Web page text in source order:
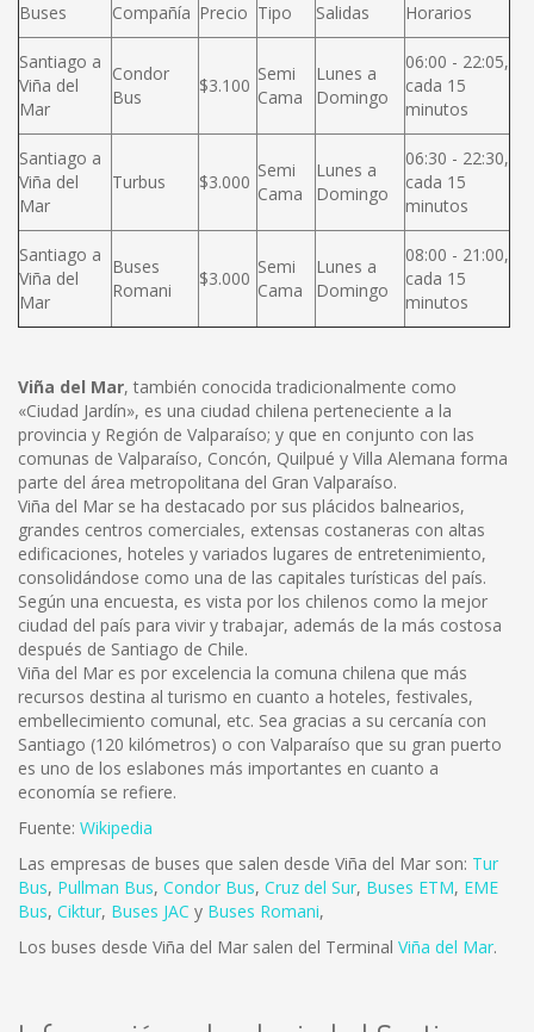
Buses Compañía Precio Tipo Salidas Horarios
Santiago a
Viña del
Mar
Condor
Bus
$3.100
Semi
Cama
Lunes a
Domingo
06:00 - 22:05,
cada 15
minutos
Santiago a
Viña del
Mar
Turbus $3.000
Semi
Cama
Lunes a
Domingo
06:30 - 22:30,
cada 15
minutos
Santiago a
Viña del
Mar
Buses
Romani
$3.000
Semi
Cama
Lunes a
Domingo
08:00 - 21:00,
cada 15
minutos
Viña del Mar, también conocida tradicionalmente como
«Ciudad Jardín», es una ciudad chilena perteneciente a la
provincia y Región de Valparaíso; y que en conjunto con las
comunas de Valparaíso, Concón, Quilpué y Villa Alemana forma
parte del área metropolitana del Gran Valparaíso.
Viña del Mar se ha destacado por sus plácidos balnearios,
grandes centros comerciales, extensas costaneras con altas
edificaciones, hoteles y variados lugares de entretenimiento,
consolidándose como una de las capitales turísticas del país.
Según una encuesta, es vista por los chilenos como la mejor
ciudad del país para vivir y trabajar, además de la más costosa
después de Santiago de Chile.
Viña del Mar es por excelencia la comuna chilena que más
recursos destina al turismo en cuanto a hoteles, festivales,
embellecimiento comunal, etc. Sea gracias a su cercanía con
Santiago (120 kilómetros) o con Valparaíso que su gran puerto
es uno de los eslabones más importantes en cuanto a
economía se refiere.
Fuente: Wikipedia
Las empresas de buses que salen desde Viña del Mar son: Tur
Bus, Pullman Bus, Condor Bus, Cruz del Sur, Buses ETM, EME
Bus, Ciktur, Buses JAC y Buses Romani,
Los buses desde Viña del Mar salen del Terminal Viña del Mar.